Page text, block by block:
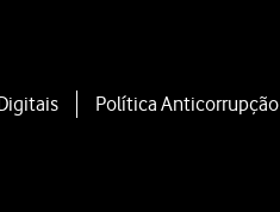
Política Anticorrupção